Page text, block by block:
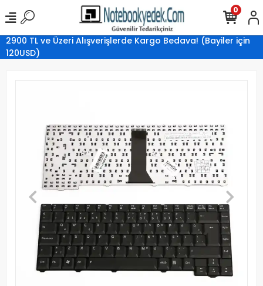
2900 TL ve Üzeri Alışverişlerde Kargo Bedava! (Bayiler için
120USD)
0